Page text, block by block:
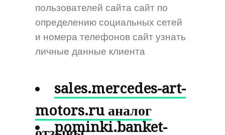
пользователей сайта сайт по
определению социальных сетей
и номера телефонов сайт узнать
личные данные клиента
sales.mercedes-art-
motors.ru аналог
pominki.banket-